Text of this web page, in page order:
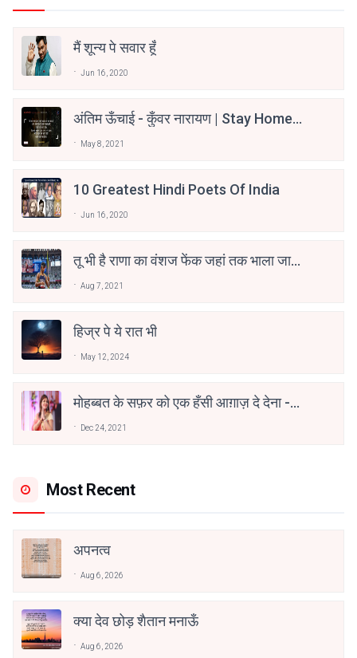
मैं शून्य पे सवार हूँ
Jun 16, 2020
अंतिम ऊँचाई - कुँवर नारायण | Stay Home
May 8, 2021
10 Greatest Hindi Poets Of India
Jun 16, 2020
तू भी है राणा का वंशज फेंक जहां तक भाला जाए:
Aug 7, 2021
हिज्र पे ये रात भी
May 12, 2024
मोहब्बत के सफ़र को एक हँसी आग़ाज़ दे देना -
Dec 24, 2021
Most Recent
अपनत्व
Aug 6, 2026
क्या देव छोड़ शैतान मनाऊँ
Aug 6, 2026